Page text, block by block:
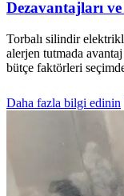
Dezavantajları
Torbalı silindir
alerjen tutmada
bütçe faktörleri
Daha fazla bilgi edinin